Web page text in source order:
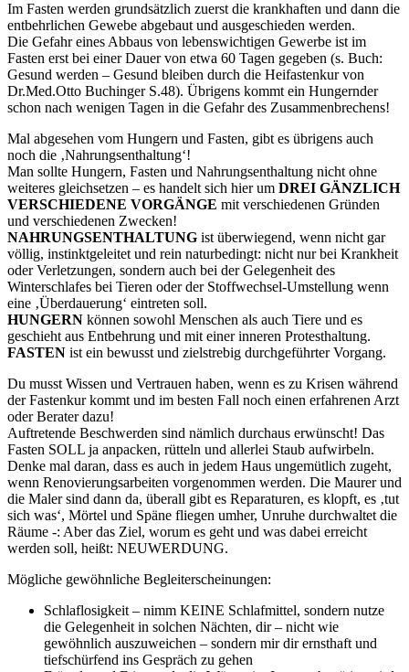
Im Fasten werden grundsätzlich zuerst die krankhaften und dann die
entbehrlichen Gewebe abgebaut und ausgeschieden werden.
Die Gefahr eines Abbaus von lebenswichtigen Gewerbe ist im
Fasten erst bei einer Dauer von etwa 60 Tagen gegeben (s. Buch:
Gesund werden – Gesund bleiben durch die Heifastenkur von
Dr.Med.Otto Buchinger S.48). Übrigens kommt ein Hungernder
schon nach wenigen Tagen in die Gefahr des Zusammenbrechens!
Mal abgesehen vom Hungern und Fasten, gibt es übrigens auch
noch die ‚Nahrungsenthaltung‘!
Man sollte Hungern, Fasten und Nahrungsenthaltung nicht ohne
weiteres gleichsetzen – es handelt sich hier um DREI GÄNZLICH
VERSCHIEDENE VORGÄNGE mit verschiedenen Gründen
und verschiedenen Zwecken!
NAHRUNGSENTHALTUNG ist überwiegend, wenn nicht gar
völlig, instinktgeleitet und rein naturbedingt: nicht nur bei Krankheit
oder Verletzungen, sondern auch bei der Gelegenheit des
Winterschlafes bei Tieren oder der Stoffwechsel-Umstellung wenn
eine ‚Überdauerung‘ eintreten soll.
HUNGERN können sowohl Menschen als auch Tiere und es
geschieht aus Entbehrung und mit einer inneren Protesthaltung.
FASTEN ist ein bewusst und zielstrebig durchgeführter Vorgang.
Du musst Wissen und Vertrauen haben, wenn es zu Krisen während
der Fastenkur kommt und im besten Fall noch einen erfahrenen Arzt
oder Berater dazu!
Auftretende Beschwerden sind nämlich durchaus erwünscht! Das
Fasten SOLL ja anpacken, rütteln und allerlei Staub aufwirbeln.
Denke mal daran, dass es auch in jedem Haus ungemütlich zugeht,
wenn Renovierungsarbeiten vorgenommen werden. Die Maurer und
die Maler sind dann da, überall gibt es Reparaturen, es klopft, es ‚tut
sich was‘, Mörtel und Späne fliegen umher, Unruhe durchwaltet die
Räume -: Aber das Ziel, worum es geht und was dabei erreicht
werden soll, heißt: NEUWERDUNG.
Mögliche gewöhnliche Begleiterscheinungen:
Schlaflosigkeit – nimm KEINE Schlafmittel, sondern nutze
die Gelegenheit in solchen Nächten, dir – nicht wie
gewöhnlich auszuweichen – sondern mir dir ernsthaft und
tiefschürfend ins Gespräch zu gehen